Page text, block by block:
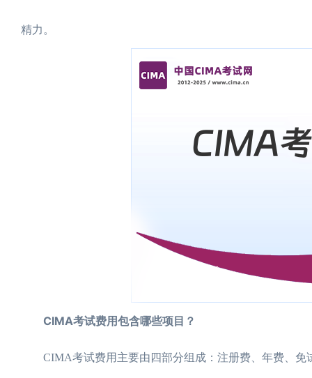
精力。
CIMA考试费用包含哪些项目？
CIMA考试费用主要由四部分组成：注册费、年费、免